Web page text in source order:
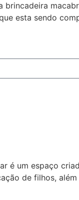
brincadeira
esta sendo
é um espaço
de filhos,